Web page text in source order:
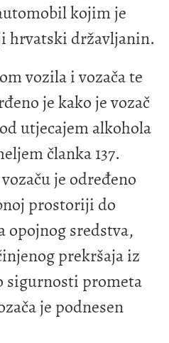
kojim je
hrvatski državljanin.
vozila i vozača te
je kako je vozač
utjecajem alkohola
članka 137.
je određeno
prostoriji do
opojnog sredstva,
prekršaja iz
sigurnosti prometa
je podnesen